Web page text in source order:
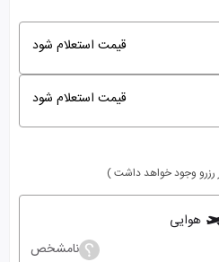
قیمت استعلام شود
قیمت استعلام شود
رزرو وجود خواهد داشت )
هوایی
نامشخص